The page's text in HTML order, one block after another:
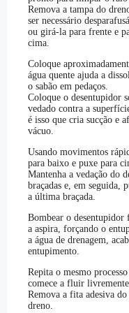
Remova a tampa do
ser necessário
ou girá-la para frente e
cima.
Coloque
água quente ajuda a
o sabão em pedaços.
Coloque o desentupidor
vedado contra a
é isso que cria sucção e
vácuo.
Usando movimentos
para baixo e puxe para
Mantenha a vedação do
braçadas e, em seguida,
a última braçada.
Bombear o desentupidor
a aspira, forçando o
a água de drenagem,
entupimento.
Repita o mesmo
comece a fluir livremente.
Remova a fita adesiva
dreno.